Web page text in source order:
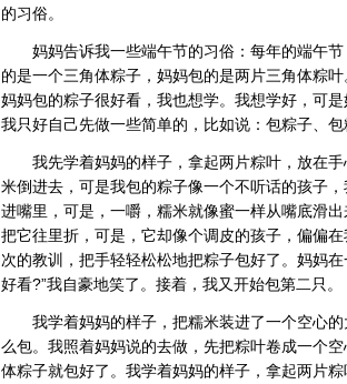
的习俗。
妈妈告诉我一些端午节的习俗：每年的端午
的是一个三角体粽子，妈妈包的是两片三角体粽
妈妈包的粽子很好看，我也想学。我想学好，可
我只好自己先做一些简单的，比如说：包粽子、
我先学着妈妈的样子，拿起两片粽叶，放在
米倒进去，可是我包的粽子像一个不听话的孩子
进嘴里，可是，一嚼，糯米就像蜜一样从嘴底滑
把它往里折，可是，它却像个调皮的孩子，偏偏
次的教训，把手轻轻松松地把粽子包好了。妈妈
好看?”我自豪地笑了。接着，我又开始包第二只。
我学着妈妈的样子，把糯米装进了一个空心
么包。我照着妈妈说的去做，先把粽叶卷成一个
体粽子就包好了。我学着妈妈的样子，拿起两片